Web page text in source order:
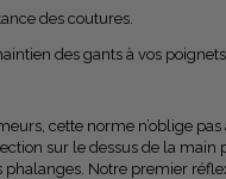
des coutures.
des gants à vos poignets.
cette norme n’oblige pas
sur le dessus de la main
phalanges. Notre premier